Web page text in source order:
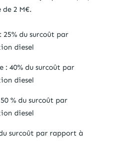
2 M€.
du surcoût par
diesel
: 40% du surcoût par
diesel
% du surcoût par
diesel
surcoût par rapport à